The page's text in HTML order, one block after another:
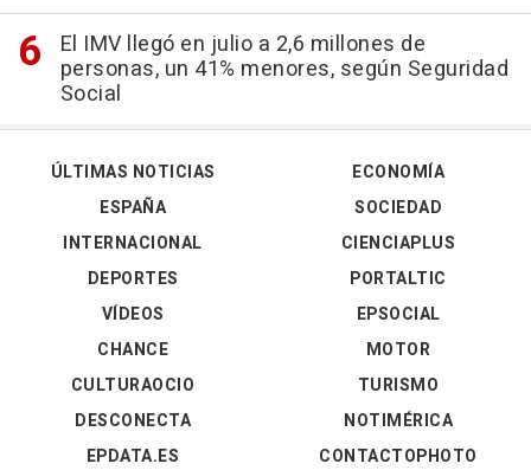
El IMV llegó en julio a 2,6 millones de
personas, un 41% menores, según Seguridad
Social
ÚLTIMAS NOTICIAS
ESPAÑA
INTERNACIONAL
DEPORTES
VÍDEOS
ECONOMÍA
SOCIEDAD
CIENCIAPLUS
PORTALTIC
EPSOCIAL
CHANCE
CULTURAOCIO
DESCONECTA
EPDATA.ES
MOTOR
TURISMO
NOTIMÉRICA
CONTACTOPHOTO